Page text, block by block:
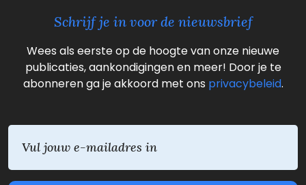
Schrijf je in voor de nieuwsbrief
Wees als eerste op de hoogte van onze nieuwe
publicaties, aankondigingen en meer! Door je te
abonneren ga je akkoord met ons privacybeleid.
m
i